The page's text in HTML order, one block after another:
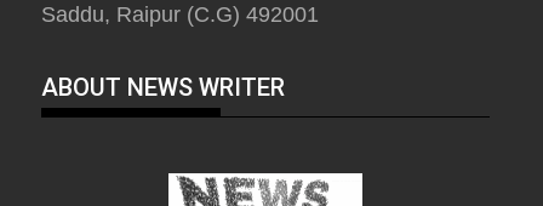
Saddu, Raipur (C.G) 492001
ABOUT NEWS WRITER